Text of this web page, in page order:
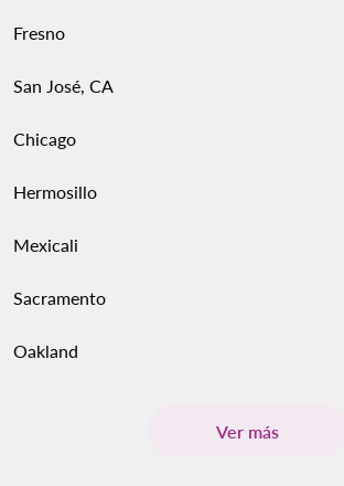
Fresno
San José, CA
Chicago
Hermosillo
Mexicali
Sacramento
Oakland
Ver más